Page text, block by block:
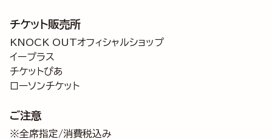
チケット販売所
KNOCK OUTオフィシャルショップ
イープラス
チケットぴあ
ローソンチケット
ご注意
※全席指定/消費税込み